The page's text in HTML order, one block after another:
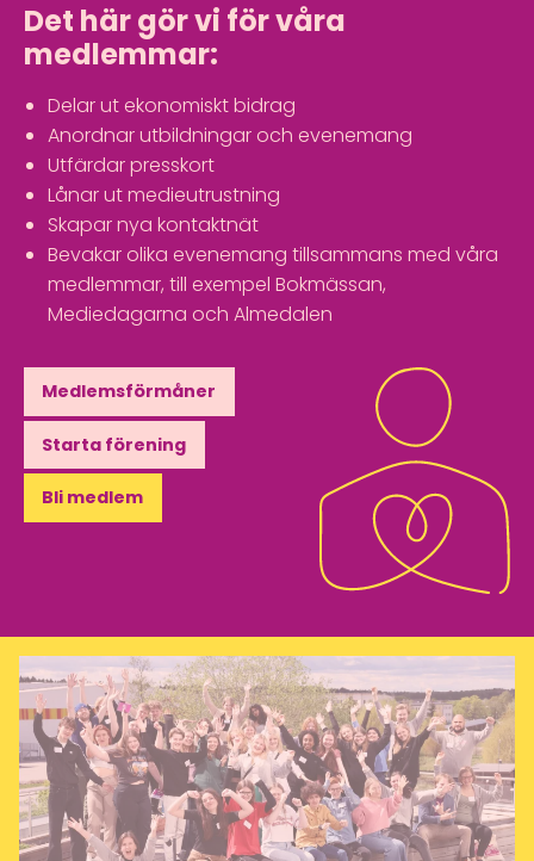
Det här gör vi för våra
medlemmar:
Delar ut ekonomiskt bidrag
Anordnar utbildningar och evenemang
Utfärdar presskort
Lånar ut medieutrustning
Skapar nya kontaktnät
Bevakar olika evenemang tillsammans med våra
medlemmar, till exempel Bokmässan,
Mediedagarna och Almedalen
Medlemsförmåner
Starta förening
Bli medlem